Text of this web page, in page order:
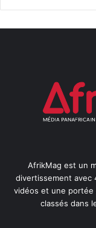
AfrikMag est un
divertissement avec
vidéos et une portée
classés dans